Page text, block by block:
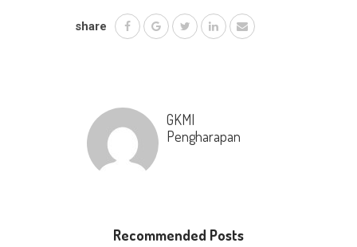
share
GKMI
Pengharapan
Recommended Posts